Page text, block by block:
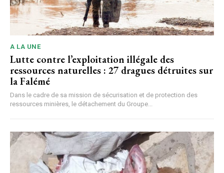
A LA UNE
Lutte contre l’exploitation illégale des
ressources naturelles : 27 dragues détruites sur
la Falémé
Dans le cadre de sa mission de sécurisation et de protection des
ressources minières, le détachement du Groupe...